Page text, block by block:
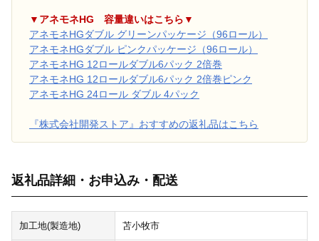
▼アネモネHG 容量違いはこちら▼
アネモネHGダブル グリーンパッケージ（96ロール）
アネモネHGダブル ピンクパッケージ（96ロール）
アネモネHG 12ロールダブル6パック 2倍巻
アネモネHG 12ロールダブル6パック 2倍巻ピンク
アネモネHG 24ロール ダブル 4パック
『株式会社開発ストア』おすすめの返礼品はこちら
返礼品詳細・お申込み・配送
加工地(製造地) 苫小牧市